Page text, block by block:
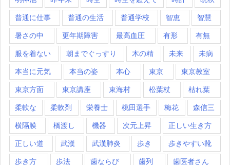
普通に仕事 普通の生活 普通学校 智恵 智慧
暑さの中 更年期障害 最高血圧 有形 有無
服を着ない 朝までぐっすり 木の精 未来 未病
本当に元気 本当の姿 本心 東京 東京教室
東京方面 東京講座 東海村 松葉杖 枯れ葉
柔軟な 柔軟剤 栄養士 桃田選手 梅花 森信三
横隔膜 橋渡し 機器 次元上昇 正しい生き方
正しい道 武漢 武漢肺炎 歩き 歩きやすい靴
歩き方 歩法 歯ならび 歯列 歯医者さん